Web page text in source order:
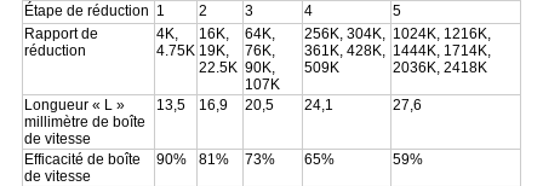
Étape de réduction 1 2 3 4
5
Rapport de
réduction
4K,
4.75K
16K,
19K,
22.5K
64K,
76K,
90K,
107K
256K, 304K,
361K, 428K,
509K
1024K, 1216K,
1444K, 1714K,
2036K, 2418K
Longueur « L »
millimètre de boîte
de vitesse
13,5 16,9 20,5 24,1 27,6
Efficacité de boîte
de vitesse
90% 81% 73% 65% 59%